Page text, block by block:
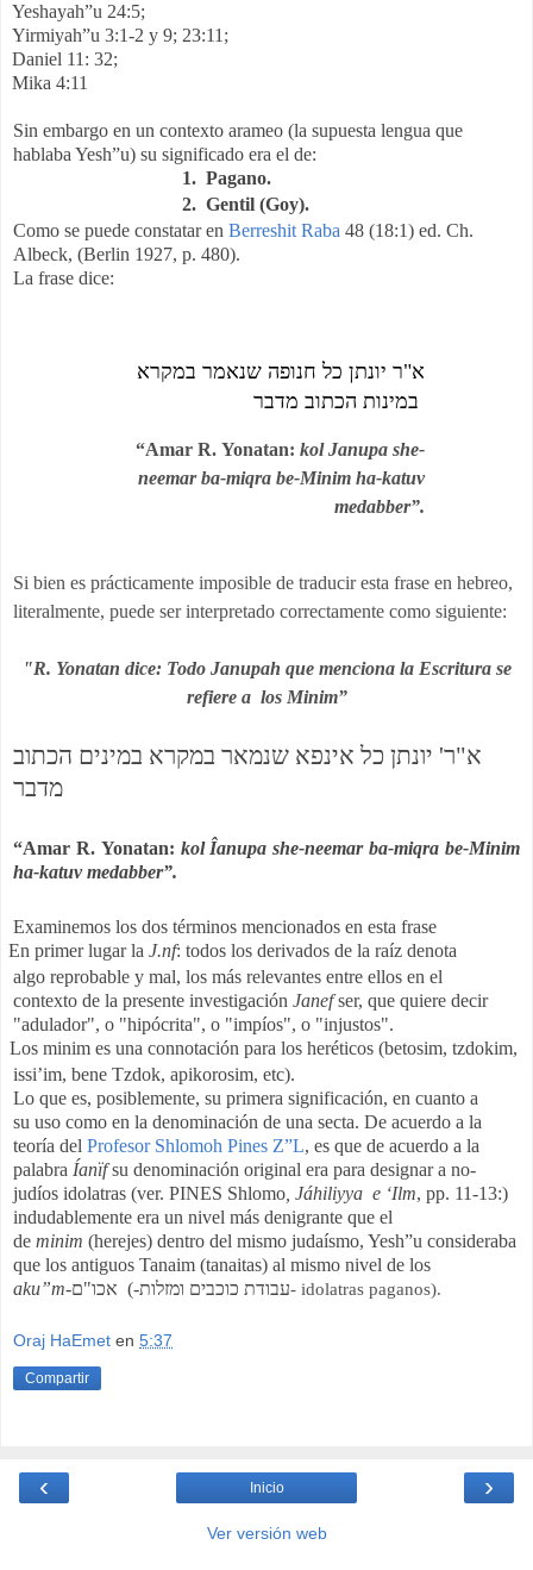
Yeshayah”u 24:5;
Yirmiyah”u 3:1-2 y 9; 23:11;
Daniel 11: 32;
Mika 4:11
Sin embargo en un contexto arameo (la supuesta lengua que
hablaba Yesh”u) su significado era el de:
1. Pagano.
2. Gentil (Goy).
Como se puede constatar en Berreshit Raba 48 (18:1) ed. Ch.
Albeck, (Berlin 1927, p. 480).
La frase dice:
א"ר יונתן כל חנופה שנאמר במקרא
במינות הכתוב מדבר
“Amar R. Yonatan: kol Janupa she-
neemar ba-miqra be-Minim ha-katuv
medabber”.
Si bien es prácticamente imposible de traducir esta frase en hebreo,
literalmente, puede ser interpretado correctamente como siguiente:
"R. Yonatan dice: Todo Janupah que menciona la Escritura se
refiere a los Minim”
א"ר' יונתן כל אינפא שנמאר במקרא במינים הכתוב
מדבר
“Amar R. Yonatan: kol Îanupa she-neemar ba-miqra be-Minim
ha-katuv medabber”.
Examinemos los dos términos mencionados en esta frase
En primer lugar la J.nf: todos los derivados de la raíz denota
algo reprobable y mal, los más relevantes entre ellos en el
contexto de la presente investigación Janefser, que quiere decir
"adulador", o "hipócrita", o "impíos", o "injustos".
Los minim es una connotación para los heréticos (betosim, tzdokim,
issi’im, bene Tzdok, apikorosim, etc).
Lo que es, posiblemente, su primera significación, en cuanto a
su uso como en la denominación de una secta. De acuerdo a la
teoría del Profesor Shlomoh Pines Z”L, es que de acuerdo a la
palabra Íanïfsu denominación original era para designar a no-
judíos idolatras (ver. PINES Shlomo , Jáhiliyya e ‘Ilm, pp. 11-13:)
indudablemente era un nivel más denigrante que el
de minim (herejes) dentro del mismo judaísmo, Yesh”u consideraba
que los antiguos Tanaim (tanaitas) al mismo nivel de los
aku”m-אכו"ם (-עבודת כוכבים ומזלות- idolatras paganos).
Oraj HaEmet en 5:37
Compartir
‹ ›
Inicio
Ver versión web